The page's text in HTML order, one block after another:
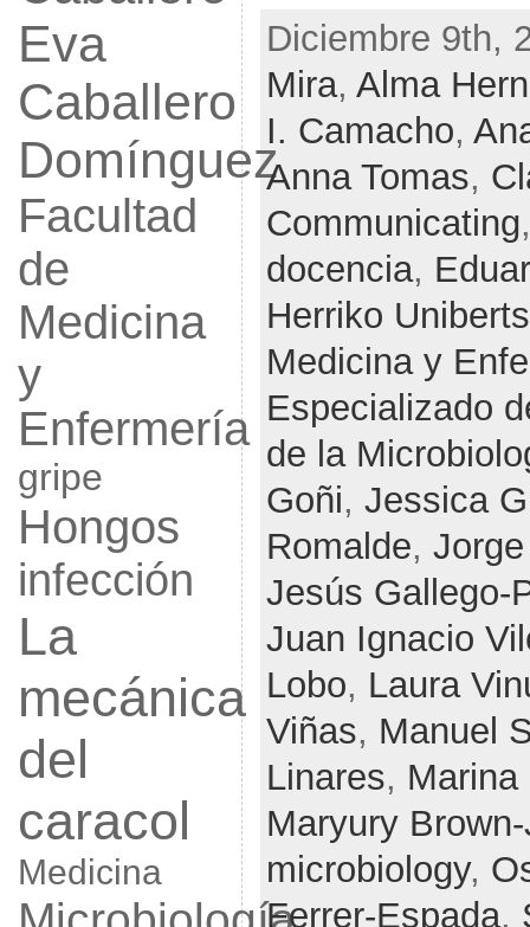
Eva
Caballero
Domínguez
Facultad
de
Medicina
y
Enfermería
gripe
Hongos
infección
La
mecánica
del
caracol
Medicina
Diciembre 9th,
Mira, Alma
I. Camacho,
Anna Tomas,
Communicating
docencia,
Herriko
Medicina y
Especializado
de la
Goñi, Jessica
Romalde,
Jesús Gallego-
Juan Ignacio
Lobo, Laura
Viñas, Manuel
Linares, Marina
Maryury
microbiology,
Ferrer-Espada,